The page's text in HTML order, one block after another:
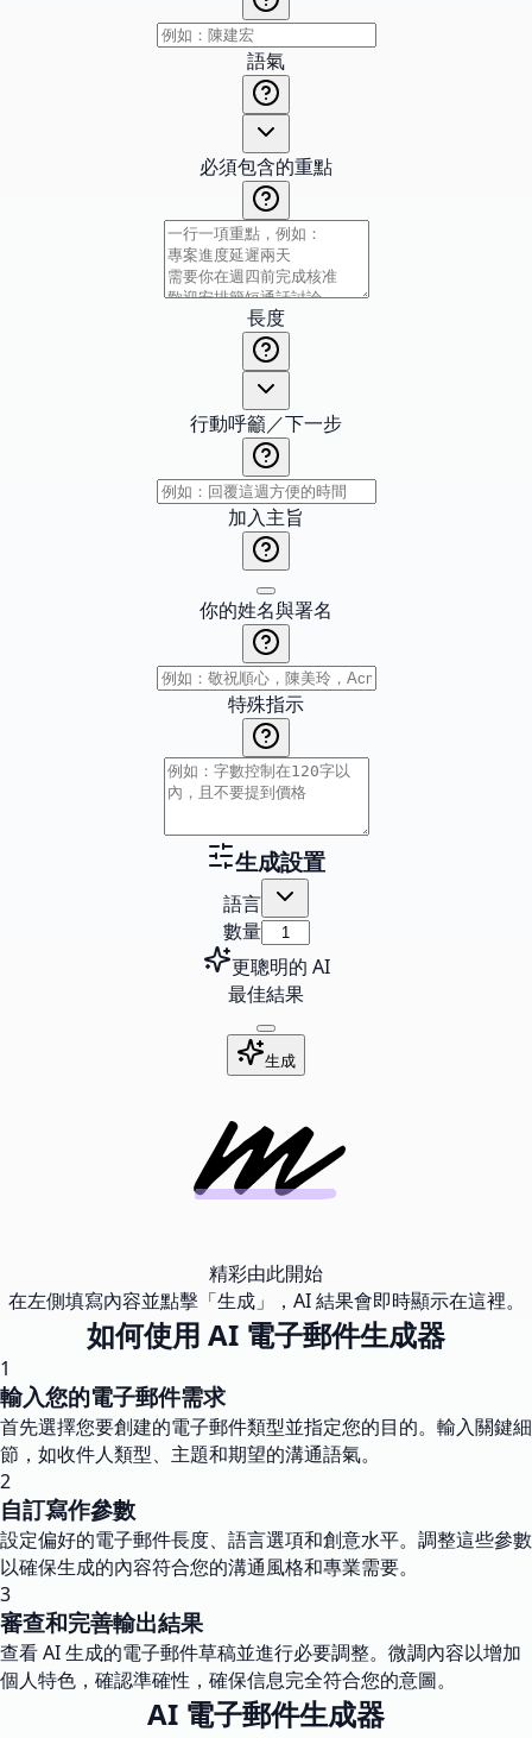
語氣
必須包含的重點
長度
行動呼籲／下一步
加入主旨
你的姓名與署名
特殊指示
生成設置
語言
數量
更聰明的 AI
最佳結果
生成
精彩由此開始
在左側填寫內容並點擊「生成」，AI 結果會即時顯示在這裡。
如何使用 AI 電子郵件生成器
1
輸入您的電子郵件需求
首先選擇您要創建的電子郵件類型並指定您的目的。輸入關鍵細
節，如收件人類型、主題和期望的溝通語氣。
2
自訂寫作參數
設定偏好的電子郵件長度、語言選項和創意水平。調整這些參數
以確保生成的內容符合您的溝通風格和專業需要。
3
審查和完善輸出結果
查看 AI 生成的電子郵件草稿並進行必要調整。微調內容以增加
個人特色，確認準確性，確保信息完全符合您的意圖。
AI 電子郵件生成器